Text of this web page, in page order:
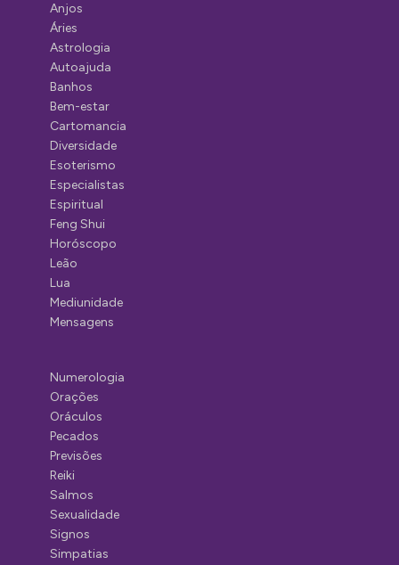
Anjos
Áries
Astrologia
Autoajuda
Banhos
Bem-estar
Cartomancia
Diversidade
Esoterismo
Especialistas
Espiritual
Feng Shui
Horóscopo
Leão
Lua
Mediunidade
Mensagens
Numerologia
Orações
Oráculos
Pecados
Previsões
Reiki
Salmos
Sexualidade
Signos
Simpatias